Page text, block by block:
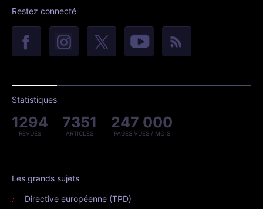
Restez connecté
Statistiques
1294
REVUES
7351
ARTICLES
247 000
PAGES VUES / MOIS
Les grands sujets
Directive européenne (TPD)